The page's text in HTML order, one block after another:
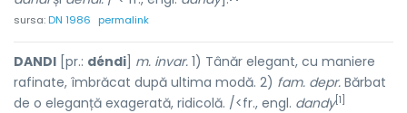
sursa:DN 1986 permalink
DANDI [pr.: déndi m. invar. 1) Tânăr elegant, cu maniere
rafinate, îmbrăcat după ultima modă. 2) fam. depr. Bărbat
de o eleganță exagerată, ridicolă. /<fr., engl. dandy[1]